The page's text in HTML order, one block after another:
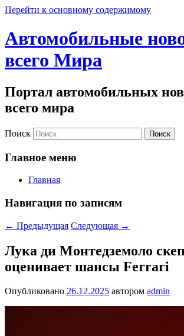
Перейти к основному содержимому
Автомобильные
всего Мира
Портал автомобильных
всего мира
Поиск
Главное меню
Главная
Навигация по записям
← Предыдущая Следующая →
Лука ди Монтедземоло
оценивает шансы Ferrari
Опубликовано 26.12.2025 автором admin